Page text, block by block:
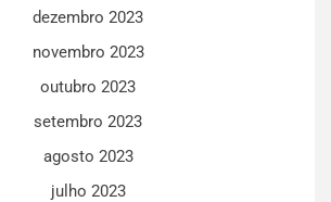
dezembro 2023
novembro 2023
outubro 2023
setembro 2023
agosto 2023
julho 2023